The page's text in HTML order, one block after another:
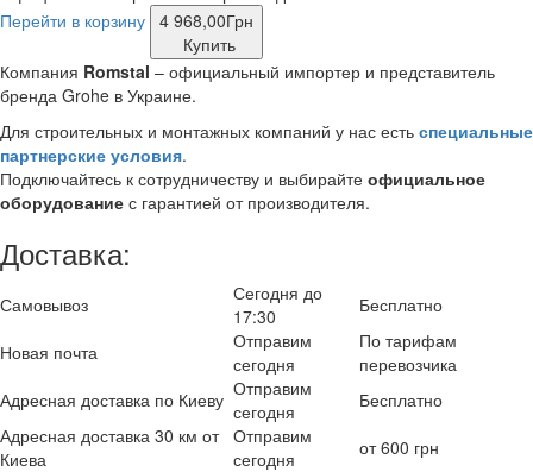
Перейти в корзину 4 968,00Грн
Купить
Компания Romstal – официальный импортер и представитель
бренда Grohe в Украине.
Для строительных и монтажных компаний у нас есть специальные
партнерские условия.
Подключайтесь к сотрудничеству и выбирайте официальное
оборудование с гарантией от производителя.
Доставка:
Самовывоз
Сегодня до
17:30
Бесплатно
Новая почта
Отправим
сегодня
По тарифам
перевозчика
Адресная доставка по Киеву Отправим
сегодня
Бесплатно
Адресная доставка 30 км от
Киева
Отправим
сегодня
от 600 грн